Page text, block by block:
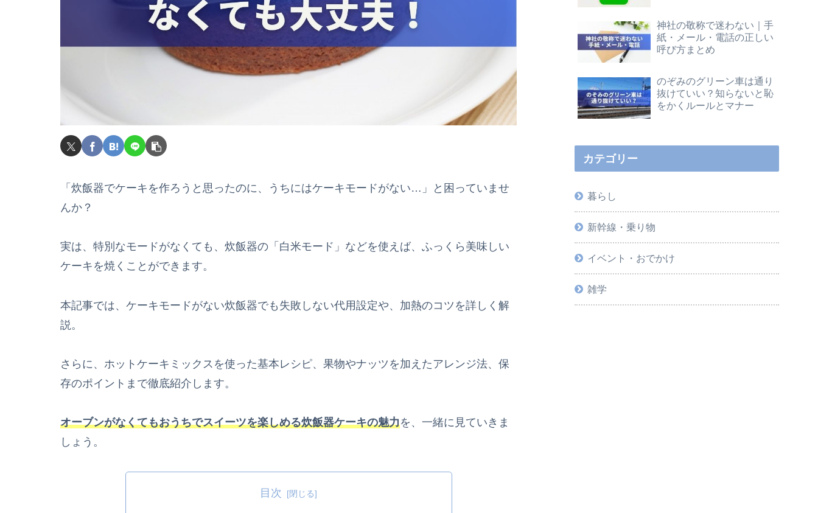
「炊飯器でケーキを作ろうと思ったのに、うちにはケーキモードがない…」と困っていませ
んか？
実は、特別なモードがなくても、炊飯器の「白米モード」などを使えば、ふっくら美味しい
ケーキを焼くことができます。
本記事では、ケーキモードがない炊飯器でも失敗しない代用設定や、加熱のコツを詳しく解
説。
さらに、ホットケーキミックスを使った基本レシピ、果物やナッツを加えたアレンジ法、保
存のポイントまで徹底紹介します。
オーブンがなくてもおうちでスイーツを楽しめる炊飯器ケーキの魅力を、一緒に見ていきま
しょう。
目次
神社の敬称で迷わない｜手
紙・メール・電話の正しい
呼び方まとめ
のぞみのグリーン車は通り
抜けていい？知らないと恥
をかくルールとマナー
カテゴリー
暮らし
新幹線・乗り物
イベント・おでかけ
雑学